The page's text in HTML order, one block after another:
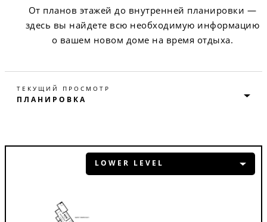
От планов этажей до внутренней планировки —
здесь вы найдете всю необходимую информацию
о вашем новом доме на время отдыха.
ТЕКУЩИЙ ПРОСМОТР